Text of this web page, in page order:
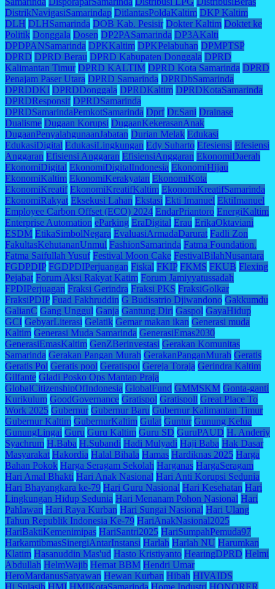
DistrikNavigasiSamarindap DitlantasPoldaKaltim DKP Kaltim
DLH DLHSamarinda DOB Kab. Pesisir Dokter Kaltim Doktet ke
Politik Donggala Dosen DP2PASamarinda DP3AKalti
DPDPANSamarinda DPKKaltim DPKPelabuhan DPMPTSP
DPRD DPRD Berau DPRD Kabupaten Donggala DPRD
Kalimantan Timur DPRD KALTIM DPRD Kota Samarinda DPRD
Penajam Paser Utara DPRD Samarinda DPRDbSamarinda
DPRDDKI DPRDDonggala DPRDKaltim DPRDKotaSamarinda
DPRDResponsif DPRDSamarinda
DPRDSamarindaPemkotSamarinda Dprf Dr.Sani Drainase
Dualisme Dugaan Korupsi DugaanKekerasanAnak
DugaanPenyalahgunaanJabatan Durian Melak Edukasi
EdukasiDigital EdukasiLingkungan Edy Suharto Efesiensi Efesiensi
Anggaran Efisiensi Anggaran EfisiensiAnggaran EkonomiDaerah
EkonomiDigital EkonomiDigitalIndonesia EkonomiHijau
EkonomiKaltim EkonomiKerakyatan EkonomiKota
EkonomiKreatif EkonomiKreatifKaltim EkonomiKreatifSamarinda
EkonomiRakyat Eksekusi Lahan Ekstasi Ekti Imanuel EktiImanuel
Employee Carbon Offset (ECO) 2024 EndarPriantoro EnergiKaltim
Enterprise Automation eParking EraDigital Erau ErikaOktaviani
ESDM EtikaSimbolNegara EvaluasiArmadaDarurat Fadli Zon
FakultasKehutananUnmul FashionSamarinda Fatma Foundation.
Fatma Saifullah Yusuf Festival Moon Cake FestivalBilahNusantara
FGDPDIP FGDPDIPerjuangan Fiskal FKIP FKMS FKUB Flexing
Pejabat Forum Aksi Rakyat Katim Forum Jamiyyatussadah
FPDIPerjuagan Fraksi Gerindra Fraksi PKS FraksiGolkar
FraksiPDIP Fuad Fakhruddin G Budisatrio Djiwandono Gakkumdu
GalianC Gang Unggul Ganja Gantung Diri Gaspol GayaHidup
GCI GebyarLiterasi Gelatik Gemar makan ikan Generasi muda
Kaltim Generasi Muda Samarinda GenerasiEmas2030
GenerasiEmasKaltim GenZBerinvestasi Gerakan Komunitas
Samarinda Gerakan Pangan Murah GerakanPanganMurah Geratis
Geratis Pol Geratis pool Geratispol Gereja Toraja Gerindra Kaltim
Gilfante Gladi Posko Ops Mantap Praja
GlobalCitizenshipOfIndonesia GlobalFund GMMSKM Gonta-ganti
Kurikulum GoodGovernance Gratispol Gratispoll Great Place To
Work 2025 Gubernur Gubernur Baru Gubernur Kalimantan Timur
Gubernur Kaltim GubernurKaltim Gulat Guntur Gunung Kelua
GunungLingai Guru Guru Kaltim Guru SD GuruPAUD H. Anderiy
Syachrum H.Baba H.Subandi Hadi Mulyadi Haji Baba Hak Dasar
Masyarakat Hakordia Halal Bihala Hamas Hardiknas 2025 Harga
Bahan Pokok Harga Seragam Sekolah Harganas HargaSeragam
Hari Amal Bhakti Hari Anak Nasional Hari Anti Korupsi Sedunia
Hari Bhayangkara ke-79 Hari Guru Nasional Hari Kesehatan Hari
Lingkungan Hidup Sedunia Hari Menanam Pohon Nasional Hari
Pahlawan Hari Raya Kurban Hari Sungai Nasional Hari Ulang
Tahun Republik Indonesia Ke-79 HariAnakNasional2025
HariBaktiKemenimipas HariSantri2025 HariSumpahPemuda97
HarkamtibmasSinergiAntarInstansi Harlah Harlah NU Harumkan
Klatim Hasanuddin Mas'ud Hasto Kristiyanto HearingDPRD Helmi
Abdullah HelmWajib Hemat BBM Hendri Umar
HeroMardanusSatyawan Hewan Kurban Hibah HIVAIDS